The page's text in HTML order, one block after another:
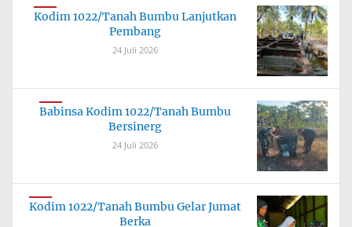
Kodim 1022/Tanah Bumbu Lanjutkan
Pembang
24 Juli 2026
Babinsa Kodim 1022/Tanah Bumbu
Bersinerg
24 Juli 2026
Kodim 1022/Tanah Bumbu Gelar Jumat
Berka